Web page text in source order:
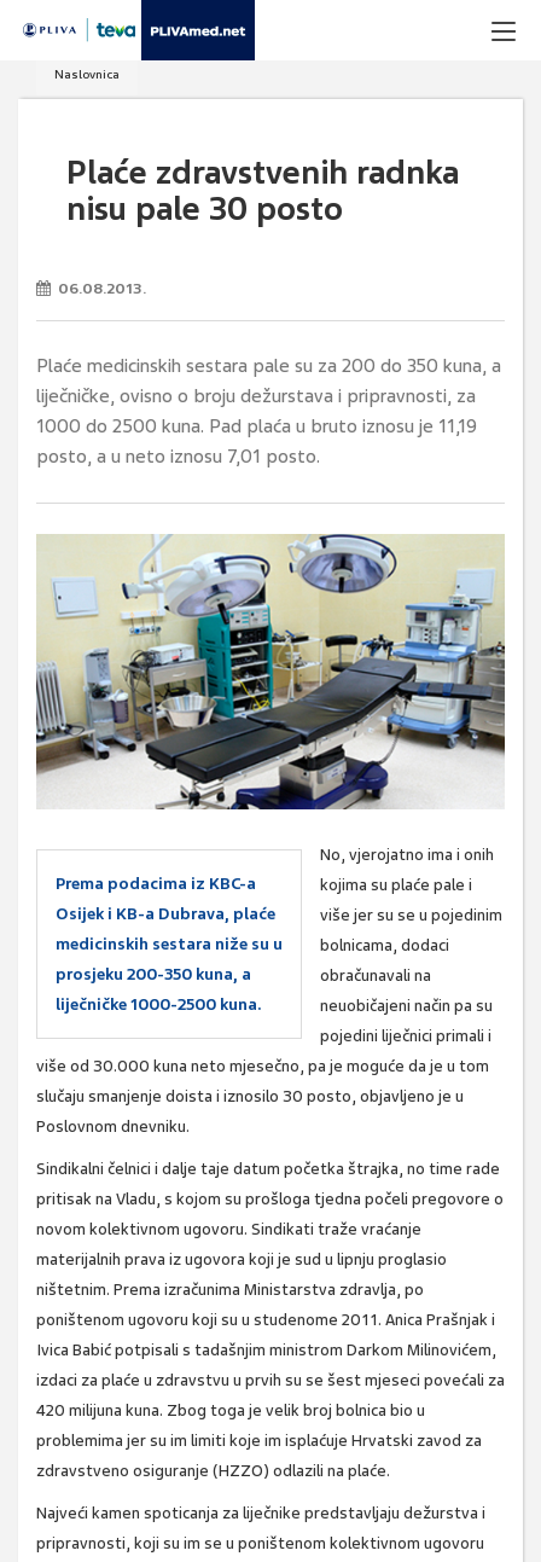
Naslovnica
Plaće zdravstvenih radnka
nisu pale 30 posto
06.08.2013.
Plaće medicinskih sestara pale su za 200 do 350 kuna, a
liječničke, ovisno o broju dežurstava i pripravnosti, za
1000 do 2500 kuna. Pad plaća u bruto iznosu je 11,19
posto, a u neto iznosu 7,01 posto.
Prema podacima iz KBC-a
Osijek i KB-a Dubrava, plaće
medicinskih sestara niže su u
prosjeku 200-350 kuna, a
liječničke 1000-2500 kuna.
No, vjerojatno ima i onih
kojima su plaće pale i
više jer su se u pojedinim
bolnicama, dodaci
obračunavali na
neuobičajeni način pa su
pojedini liječnici primali i
više od 30.000 kuna neto mjesečno, pa je moguće da je u tom
slučaju smanjenje doista i iznosilo 30 posto, objavljeno je u
Poslovnom dnevniku.
Sindikalni čelnici i dalje taje datum početka štrajka, no time rade
pritisak na Vladu, s kojom su prošloga tjedna počeli pregovore o
novom kolektivnom ugovoru. Sindikati traže vraćanje
materijalnih prava iz ugovora koji je sud u lipnju proglasio
ništetnim. Prema izračunima Ministarstva zdravlja, po
poništenom ugovoru koji su u studenome 2011. Anica Prašnjak i
Ivica Babić potpisali s tadašnjim ministrom Darkom Milinovićem,
izdaci za plaće u zdravstvu u prvih su se šest mjeseci povećali za
420 milijuna kuna. Zbog toga je velik broj bolnica bio u
problemima jer su im limiti koje im isplaćuje Hrvatski zavod za
zdravstveno osiguranje (HZZO) odlazili na plaće.
Najveći kamen spoticanja za liječnike predstavljaju dežurstva i
pripravnosti, koji su im se u poništenom kolektivnom ugovoru